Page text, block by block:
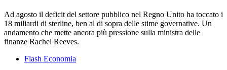
Ad agosto il deficit del settore pubblico nel Regno Unito ha toccato i
18 miliardi di sterline, ben al di sopra delle stime governative. Un
andamento che mette ancora più pressione sulla ministra delle
finanze Rachel Reeves.
Flash Economia